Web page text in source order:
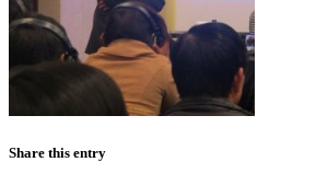
Share this entry